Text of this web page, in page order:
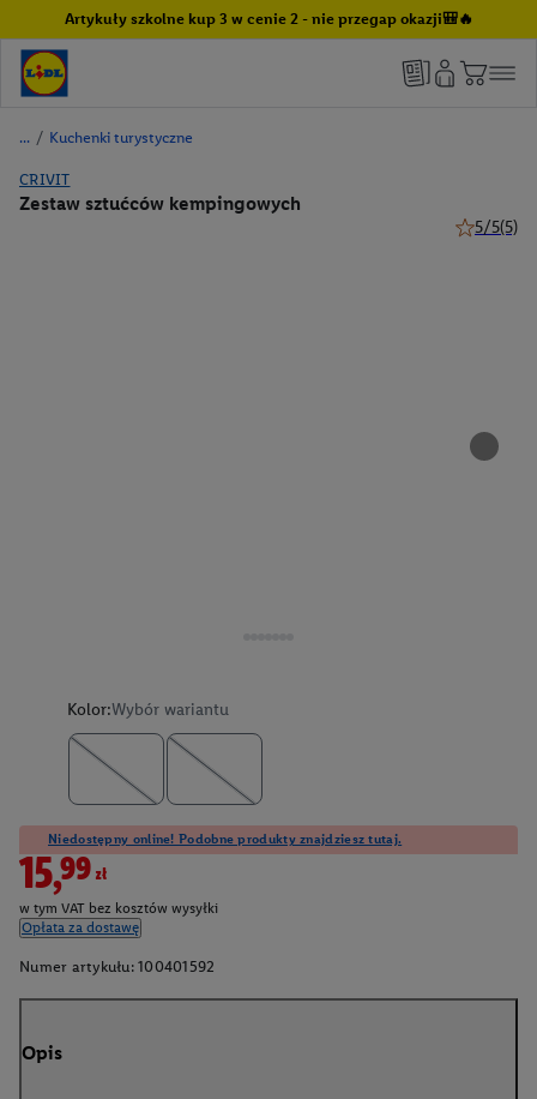
Artykuły szkolne kup 3 w cenie 2 - nie przegap okazji🎒🔥
/ Kuchenki turystyczne
CRIVIT
Zestaw sztućców kempingowych
5/5(5)
Kolor:Wybór wariantu
Niedostępny online! Podobne produkty znajdziesz tutaj.
15,99zł
w tym VAT bez kosztów wysyłki
Opłata za dostawę
Numer artykułu: 100401592
Opis